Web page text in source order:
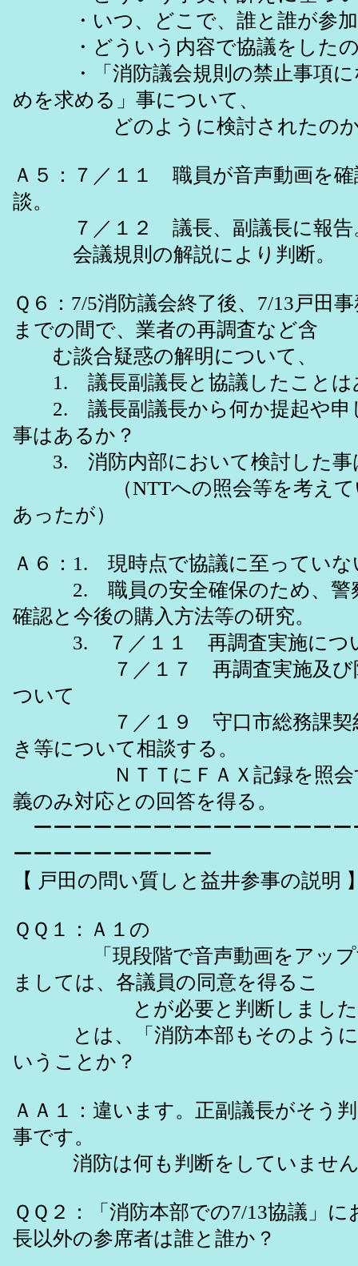
・いつ、どこで、誰と誰が参加
・どういう内容で協議をしたの
・「消防議会規則の禁止事項に
めを求める」事について、
どのように検討されたのか
Ａ５：７／１１ 職員が音声動画を
談。
７／１２ 議長、副議長に報告
会議規則の解説により判断。
Ｑ６：7/5消防議会終了後、7/13戸田
までの間で、業者の再調査など含
む談合疑惑の解明について、
1. 議長副議長と協議したことは
2. 議長副議長から何か提起や申
事はあるか？
3. 消防内部において検討した事
（NTTへの照会等を考えてい
あったが）
Ａ６：1. 現時点で協議に至っていな
2. 職員の安全確保のため、警
確認と今後の購入方法等の研究。
3. ７／１１ 再調査実施につ
７／１７ 再調査実施及び防
ついて
７／１９ 守口市総務課契約
き等について相談する。
ＮＴＴにＦＡＸ記録を照会す
義のみ対応との回答を得る。
ーーーーーーーーーーーーーーーー
ーーーーーーーーーー
【 戸田の問い質しと益井参事の説明
ＱＱ１：Ａ１の
「現段階で音声動画をアップ
ましては、各議員の同意を得るこ
とが必要と判断しました
とは、「消防本部もそのように
いうことか？
ＡＡ１：違います。正副議長がそう
事です。
消防は何も判断をしていませ
ＱＱ２：「消防本部での7/13協議」
長以外の参席者は誰と誰か？